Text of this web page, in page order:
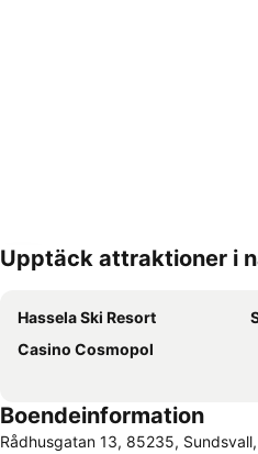
Förstora kartan
Upptäck attraktioner i
Hassela Ski Resort
Casino Cosmopol
Boendeinformation
Rådhusgatan 13, 85235,